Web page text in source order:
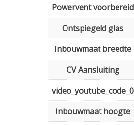
Powervent voorbereid
Ontspiegeld glas
Inbouwmaat breedte
CV Aansluiting
video_youtube_code_0
Inbouwmaat hoogte